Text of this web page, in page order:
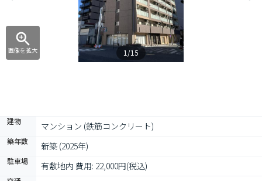
画像を拡大 1/15
建物 マンション (鉄筋コンクリート)
築年数 新築 (2025年)
駐車場 有敷地内 費用: 22,000円(税込)